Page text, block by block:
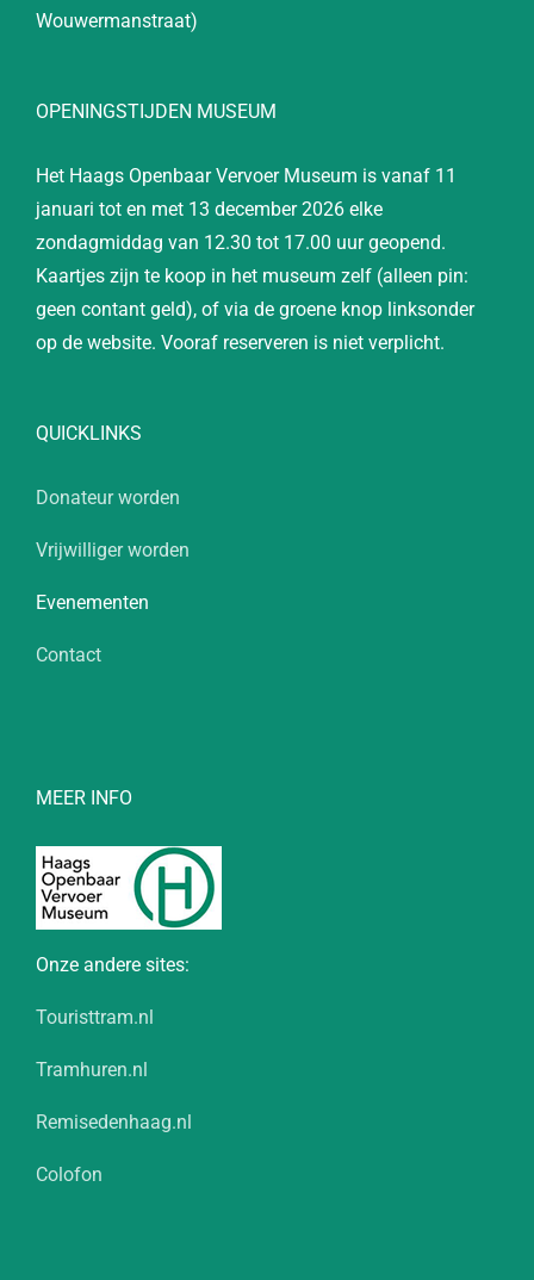
Wouwermanstraat)
OPENINGSTIJDEN MUSEUM
Het Haags Openbaar Vervoer Museum is vanaf 11
januari tot en met 13 december 2026 elke
zondagmiddag van 12.30 tot 17.00 uur geopend.
Kaartjes zijn te koop in het museum zelf (alleen pin:
geen contant geld), of via de groene knop linksonder
op de website. Vooraf reserveren is niet verplicht.
QUICKLINKS
Donateur worden
Vrijwilliger worden
Evenementen
Contact
MEER INFO
Onze andere sites:
Touristtram.nl
Tramhuren.nl
Remisedenhaag.nl
Colofon